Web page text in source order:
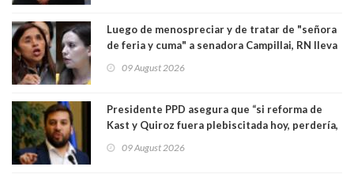
Luego de menospreciar y de tratar de "señora
de feria y cuma" a senadora Campillai, RN lleva
09 August 2026
Presidente PPD asegura que “si reforma de
Kast y Quiroz fuera plebiscitada hoy, perdería,
a favor de la oposición, sería una victoria de la
09 August 2026